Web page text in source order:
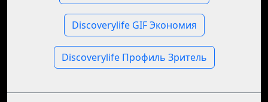
Discoverylife GIF Экономия
Discoverylife Профиль Зритель